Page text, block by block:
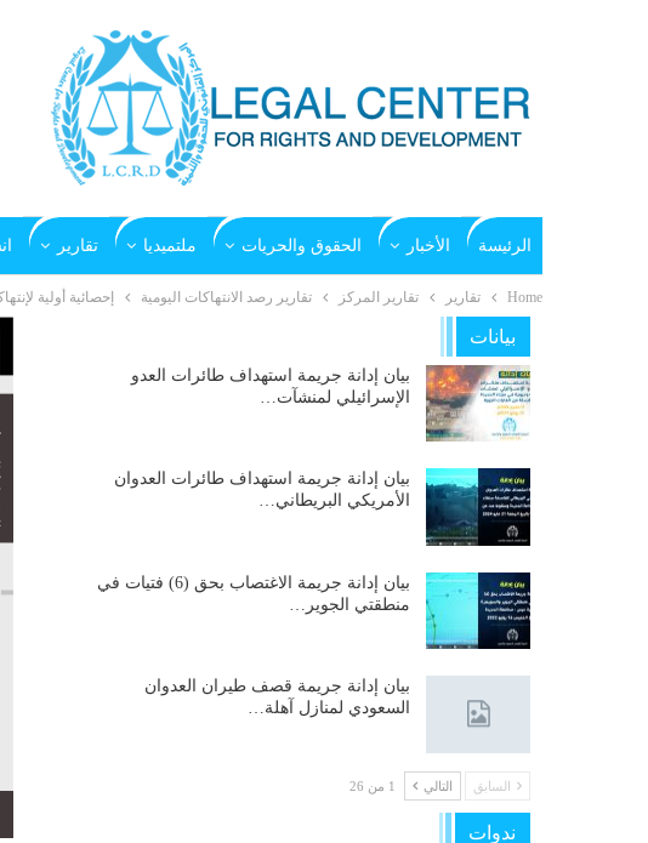
الرئيسة الأخبار الحقوق والحريات ملتميديا تقارير
Home تقارير تقارير المركز تقارير رصد الانتهاكات اليومية إحصائية أولية
بيانات
بيان إدانة جريمة استهداف طائرات العدو
الإسرائيلي لمنشآت…
بيان إدانة جريمة استهداف طائرات العدوان
الأمريكي البريطاني…
بيان إدانة جريمة الاغتصاب بحق (6) فتيات في
منطقتي الجوير…
بيان إدانة جريمة قصف طيران العدوان
السعودي لمنازل آهلة…
السابق التالي 1 من 26
ندوات